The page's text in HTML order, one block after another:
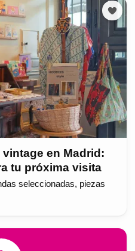
en Madrid:
tu próxima visita
seleccionadas, piezas